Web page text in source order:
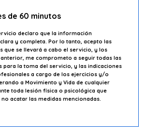
de 60 minutos
declaro que la información
y completa. Por lo tanto, acepto las
que se llevará a cabo el servicio, y los
me comprometo a seguir todas las
para la toma del servicio, y las indicaciones
a cargo de los ejercicios y/o
a Movimiento y Vida de cualquier
toda lesión física o psicológica que
acatar las medidas mencionadas.